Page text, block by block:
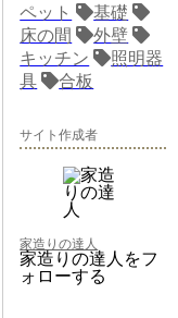
ペット
基礎
床の間
外壁
キッチン
照明器
具
合板
サイト作成者
家造りの達人
家造りの達人をフ
ォローする